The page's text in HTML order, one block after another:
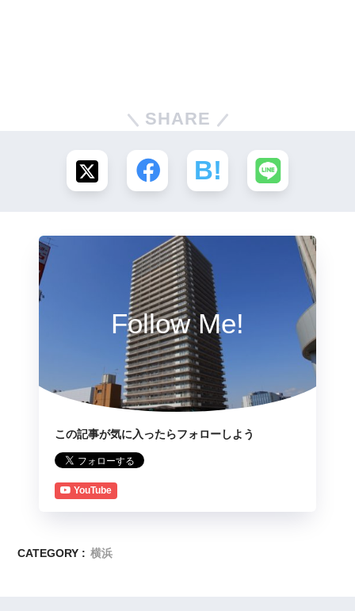
SHARE
Follow Me!
この記事が気に入ったらフォローしよう
YouTube
CATEGORY : 横浜